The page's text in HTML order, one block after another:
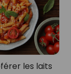
les laits